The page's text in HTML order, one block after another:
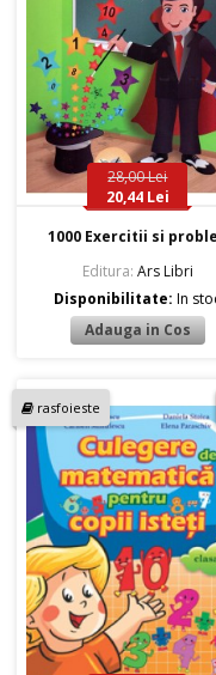
28,00 Lei
20,44 Lei
1000 Exercitii si
Editura: Ars Libri
Disponibilitate:In
rasfoieste